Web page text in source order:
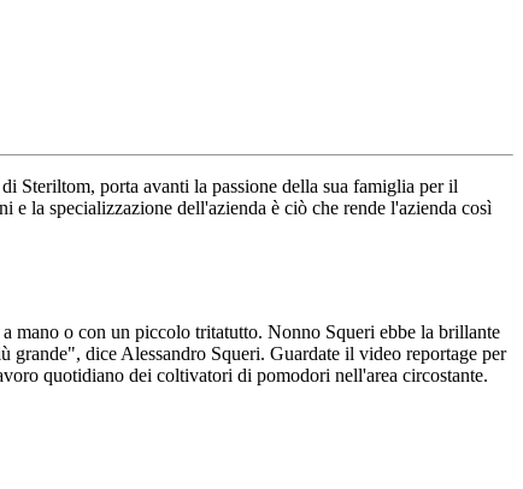
Steriltom, porta avanti la passione della sua famiglia per il
la specializzazione dell'azienda è ciò che rende l'azienda così
mano o con un piccolo tritatutto. Nonno Squeri ebbe la brillante
grande", dice Alessandro Squeri. Guardate il video reportage per
quotidiano dei coltivatori di pomodori nell'area circostante.